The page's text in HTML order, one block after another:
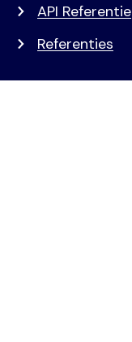
API Referentie
Referenties